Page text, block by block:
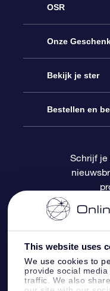
This website uses
We use cookies to
provide social
traffic. We also
OSR
Service
Contact
Blog
OSR Recensies
Onze
Online Star Gift
OSR
OSR
Bekijk je ster
Sterrenregister
One Million Stars
OSR Starsaver
Fly me to the
Bestellen en
Retourbeleid
Constellaties
Schrijf je